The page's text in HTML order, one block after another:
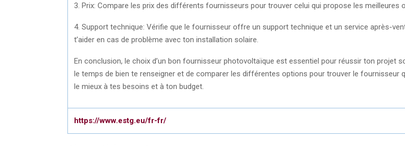
3. Prix: Compare les prix des différents fournisseurs pour trouver celui qui propose les meilleures
4. Support technique: Vérifie que le fournisseur offre un support technique et un service après-
t’aider en cas de problème avec ton installation solaire.
En conclusion, le choix d’un bon fournisseur photovoltaïque est essentiel pour réussir ton projet
le temps de bien te renseigner et de comparer les différentes options pour trouver le fournisseur
le mieux à tes besoins et à ton budget.
https://www.estg.eu/fr-fr/